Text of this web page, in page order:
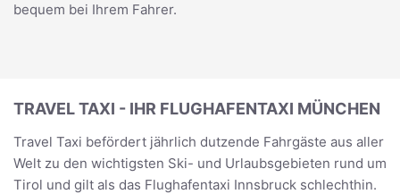
bequem bei Ihrem Fahrer.
TRAVEL TAXI - IHR FLUGHAFENTAXI MÜNCHEN
Travel Taxi befördert jährlich dutzende Fahrgäste aus aller
Welt zu den wichtigsten Ski- und Urlaubsgebieten rund um
Tirol und gilt als das Flughafentaxi Innsbruck schlechthin.